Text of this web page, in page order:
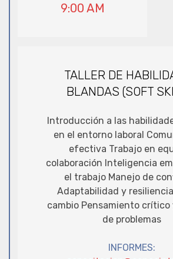
9:00 AM
TALLER DE
BLANDAS (SOFT
Introducción a las
en el entorno laboral
efectiva Trabajo en
colaboración Inteligencia
el trabajo Manejo de
Adaptabilidad y
cambio Pensamiento crítico
de problemas
INFORMES: